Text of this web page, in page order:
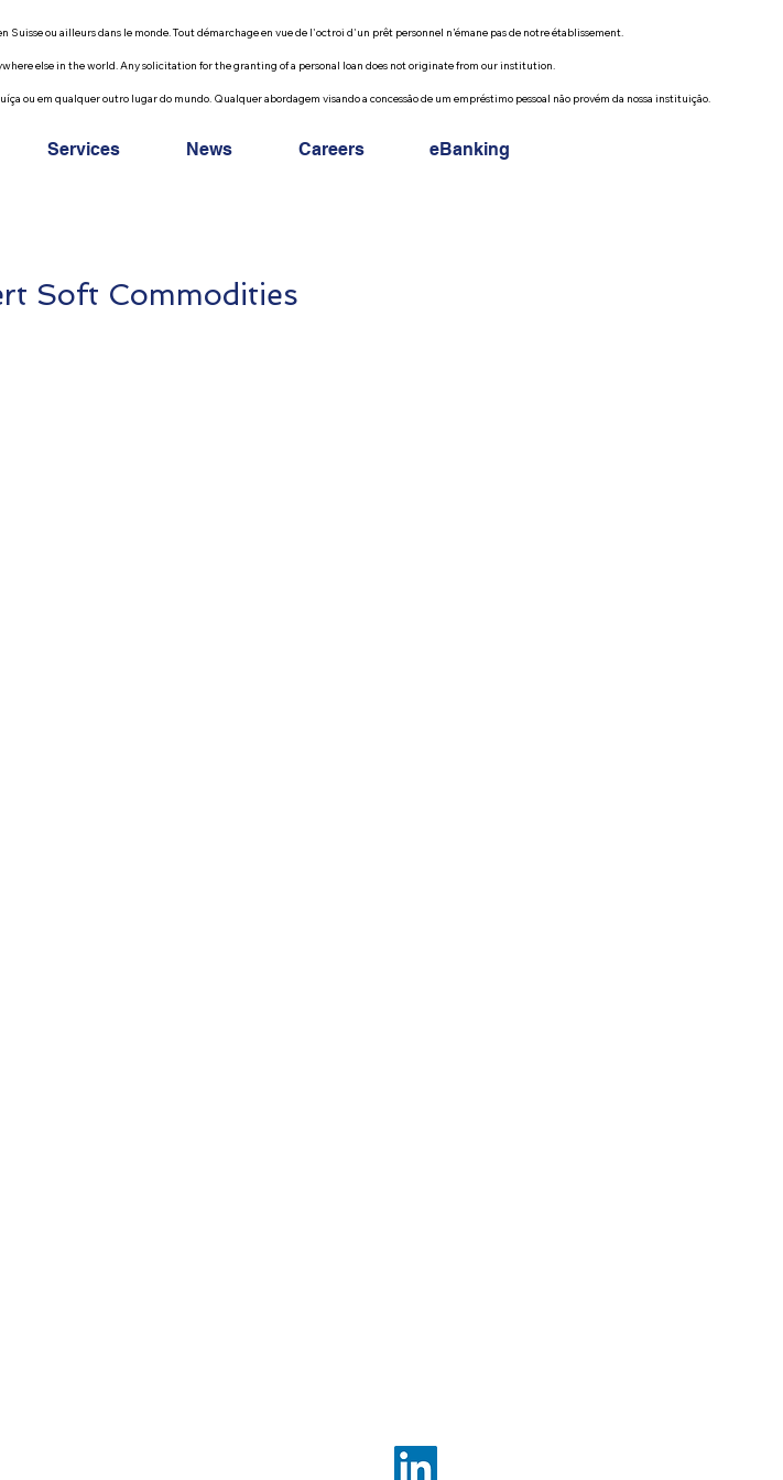
ou ailleurs dans le monde. Tout démarchage en vue de l'octroi d'un prêt personnel n’émane pas de notre établissement.
else in the world. Any solicitation for the granting of a personal loan does not originate from our institution.
ou em qualquer outro lugar do mundo. Qualquer abordagem visando a concessão de um empréstimo pessoal não provém da nossa instituição.
Services News Careers eBanking
Soft Commodities